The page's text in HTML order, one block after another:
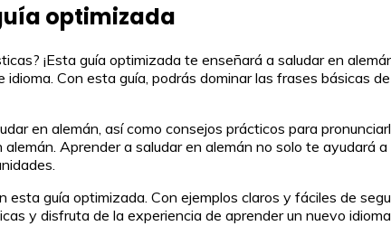
optimizada
¡Esta guía optimizada te enseñará a saludar en
Con esta guía, podrás dominar las frases básicas
en alemán, así como consejos prácticos para
Aprender a saludar en alemán no solo te ayudará
guía optimizada. Con ejemplos claros y fáciles de
y disfruta de la experiencia de aprender un nuevo